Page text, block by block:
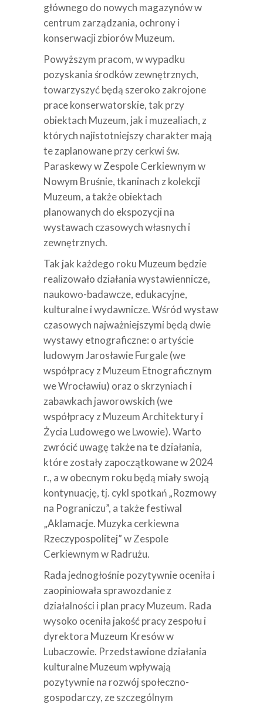
głównego do nowych magazynów w
centrum zarządzania, ochrony i
konserwacji zbiorów Muzeum.
Powyższym pracom, w wypadku
pozyskania środków zewnętrznych,
towarzyszyć będą szeroko zakrojone
prace konserwatorskie, tak przy
obiektach Muzeum, jak i muzealiach, z
których najistotniejszy charakter mają
te zaplanowane przy cerkwi św.
Paraskewy w Zespole Cerkiewnym w
Nowym Bruśnie, tkaninach z kolekcji
Muzeum, a także obiektach
planowanych do ekspozycji na
wystawach czasowych własnych i
zewnętrznych.
Tak jak każdego roku Muzeum będzie
realizowało działania wystawiennicze,
naukowo-badawcze, edukacyjne,
kulturalne i wydawnicze. Wśród wystaw
czasowych najważniejszymi będą dwie
wystawy etnograficzne: o artyście
ludowym Jarosławie Furgale (we
współpracy z Muzeum Etnograficznym
we Wrocławiu) oraz o skrzyniach i
zabawkach jaworowskich (we
współpracy z Muzeum Architektury i
Życia Ludowego we Lwowie). Warto
zwrócić uwagę także na te działania,
które zostały zapoczątkowane w 2024
r., a w obecnym roku będą miały swoją
kontynuację, tj. cykl spotkań „Rozmowy
na Pograniczu”, a także festiwal
„Aklamacje. Muzyka cerkiewna
Rzeczypospolitej” w Zespole
Cerkiewnym w Radrużu.
Rada jednogłośnie pozytywnie oceniła i
zaopiniowała sprawozdanie z
działalności i plan pracy Muzeum. Rada
wysoko oceniła jakość pracy zespołu i
dyrektora Muzeum Kresów w
Lubaczowie. Przedstawione działania
kulturalne Muzeum wpływają
pozytywnie na rozwój społeczno-
gospodarczy, ze szczególnym